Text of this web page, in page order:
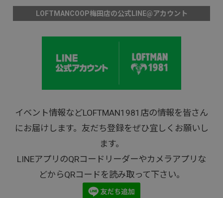
LOFTMANCOOP梅田店の公式LINE@アカウント
イベント情報などLOFTMAN1981店の情報を皆さん
にお届けします。友だち登録をぜひ宜しくお願いし
ます。
LINEアプリのQRコードリーダーやカメラアプリな
どからQRコードを読み取って下さい。